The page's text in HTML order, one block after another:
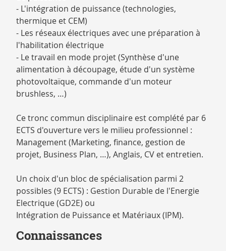
- L'intégration de puissance (technologies,
thermique et CEM)
- Les réseaux électriques avec une préparation à
l'habilitation électrique
- Le travail en mode projet (Synthèse d'une
alimentation à découpage, étude d'un système
photovoltaïque, commande d'un moteur
brushless, …)
Ce tronc commun disciplinaire est complété par 6
ECTS d'ouverture vers le milieu professionnel :
Management (Marketing, finance, gestion de
projet, Business Plan, …), Anglais, CV et entretien.
Un choix d'un bloc de spécialisation parmi 2
possibles (9 ECTS) : Gestion Durable de l'Energie
Electrique (GD2E) ou
Intégration de Puissance et Matériaux (IPM).
Connaissances